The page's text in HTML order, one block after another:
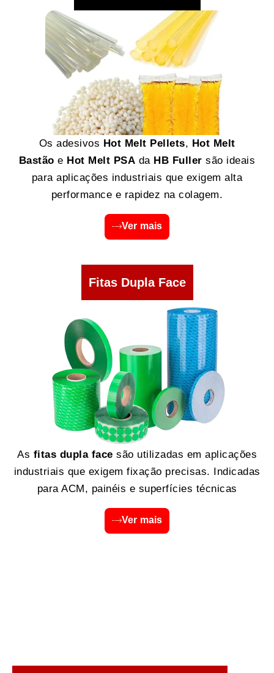
Os adesivos Hot Melt Pellets, Hot Melt
Bastão e Hot Melt PSA da HB Fuller são ideais
para aplicações industriais que exigem alta
performance e rapidez na colagem.
Ver mais
Fitas Dupla Face
As fitas dupla face são utilizadas em aplicações
industriais que exigem fixação precisas. Indicadas
para ACM, painéis e superfícies técnicas
Ver mais